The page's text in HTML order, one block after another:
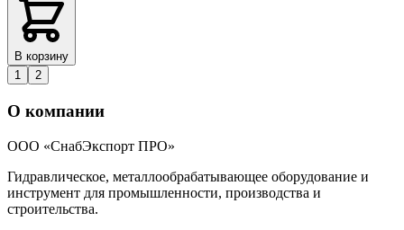
В корзину
1
2
О компании
ООО «СнабЭкспорт ПРО»
Гидравлическое, металлообрабатывающее оборудование и
инструмент для промышленности, производства и
строительства.